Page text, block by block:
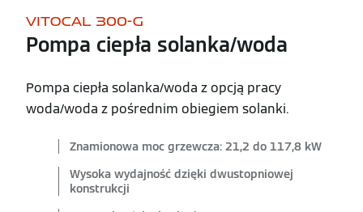
VITOCAL 300-G
Pompa ciepła solanka/woda
Pompa ciepła solanka/woda z opcją pracy
woda/woda z pośrednim obiegiem solanki.
Znamionowa moc grzewcza: 21,2 do 117,8 kW
Wysoka wydajność dzięki dwustopniowej
konstrukcji